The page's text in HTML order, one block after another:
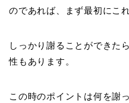
のであれば、まず最初にこ
しっかり謝ることができた
性もあります。
この時のポイントは何を謝